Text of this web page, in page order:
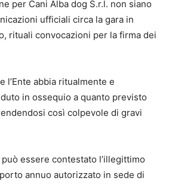
per Cani Alba dog S.r.l. non siano
ufficiali circa la gara in
rituali convocazioni per la firma dei
l’Ente abbia ritualmente e
in ossequio a quanto previsto
così colpevole di gravi
essere contestato l’illegittimo
annuo autorizzato in sede di